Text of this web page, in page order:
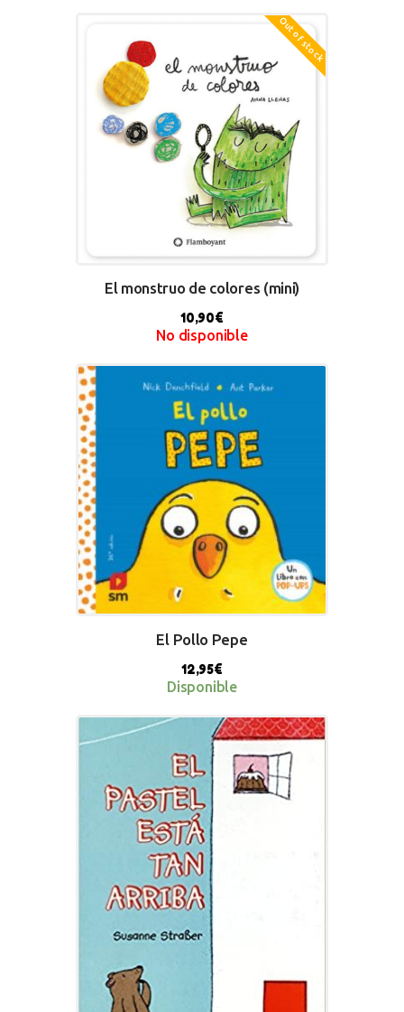
Out of stock
BUY NOW
El monstruo de colores (mini)
10,90€
No disponible
El Pollo Pepe
12,95€
Disponible